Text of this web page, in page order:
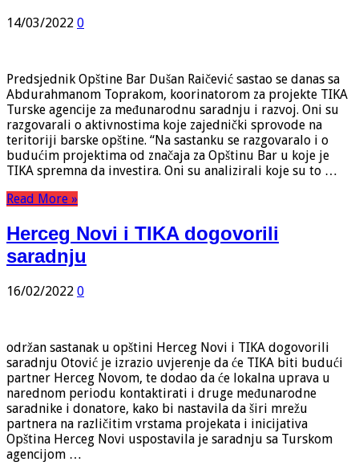
14/03/2022 0
Predsjednik Opštine Bar Dušan Raičević sastao se danas sa
Abdurahmanom Toprakom, koorinatorom za projekte TIKA
Turske agencije za međunarodnu saradnju i razvoj. Oni su
razgovarali o aktivnostima koje zajednički sprovode na
teritoriji barske opštine. “Na sastanku se razgovaralo i o
budućim projektima od značaja za Opštinu Bar u koje je
TIKA spremna da investira. Oni su analizirali koje su to …
Read More »
Herceg Novi i TIKA dogovorili
saradnju
16/02/2022 0
održan sastanak u opštini Herceg Novi i TIKA dogovorili
saradnju Otović je izrazio uvjerenje da će TIKA biti budući
partner Herceg Novom, te dodao da će lokalna uprava u
narednom periodu kontaktirati i druge međunarodne
saradnike i donatore, kako bi nastavila da širi mrežu
partnera na različitim vrstama projekata i inicijativa
Opština Herceg Novi uspostavila je saradnju sa Turskom
agencijom …